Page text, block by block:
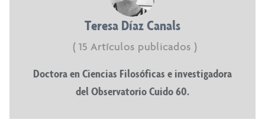
Teresa Díaz Canals
( 15 Artículos publicados )
Doctora en Ciencias Filosóficas e investigadora
del Observatorio Cuido 60.